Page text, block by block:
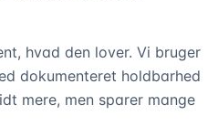
hvad den lover. Vi bruger
dokumenteret holdbarhed
mere, men sparer mange